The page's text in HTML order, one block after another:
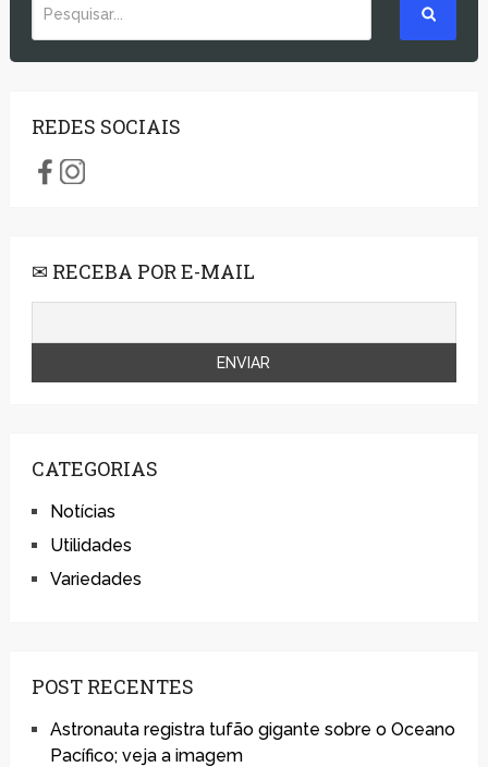
REDES SOCIAIS
✉ RECEBA POR E-MAIL
CATEGORIAS
Notícias
Utilidades
Variedades
POST RECENTES
Astronauta registra tufão gigante sobre o Oceano
Pacífico; veja a imagem